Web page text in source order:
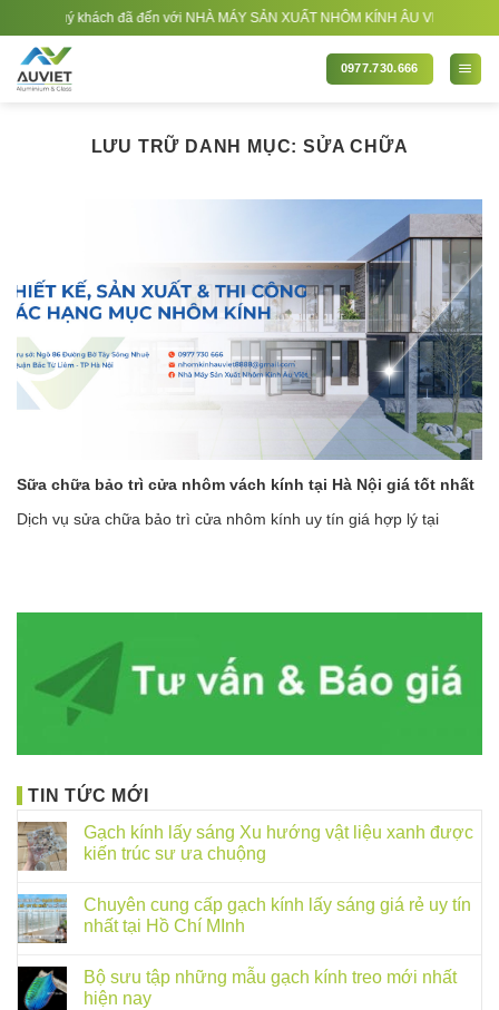
qua
nội
dung
quý khách đã đến với NHÀ MÁY SẢN XUẤT NHÔM KÍNH ÂU VIỆT. Nhà
0977.730.666
LƯU TRỮ DANH MỤC: SỬA CHỮA
Sữa chữa bảo trì cửa nhôm vách kính tại Hà Nội giá tốt nhất
Dịch vụ sửa chữa bảo trì cửa nhôm kính uy tín giá hợp lý tại
TIN TỨC MỚI
Gạch kính lấy sáng Xu hướng vật liệu xanh được
kiến trúc sư ưa chuộng
Chuyên cung cấp gạch kính lấy sáng giá rẻ uy tín
nhất tại Hồ Chí MInh
Bộ sưu tập những mẫu gạch kính treo mới nhất
hiện nay